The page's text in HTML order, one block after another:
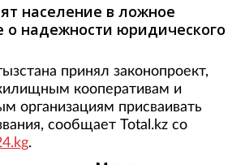
население в ложное
о надежности юридического
принял законопроект,
кооперативам и
организациям присваивать
сообщает Total.kz со
.